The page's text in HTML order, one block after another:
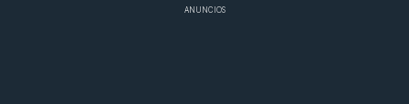
ANUNCIOS